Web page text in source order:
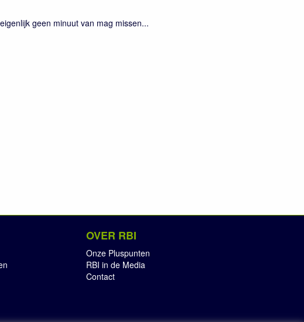
geen minuut van mag missen...
OVER RBI
Onze Pluspunten
RBI in de Media
Contact